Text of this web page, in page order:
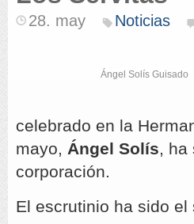
28. may Noticias
Ángel Solís Guisado
celebrado en la
mayo, Ángel Solís, ha
corporación.
El escrutinio ha sido el